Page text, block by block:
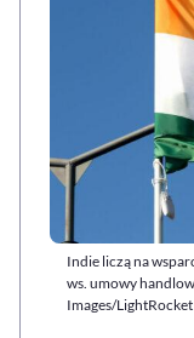
Indie liczą na
ws. umowy
Images/